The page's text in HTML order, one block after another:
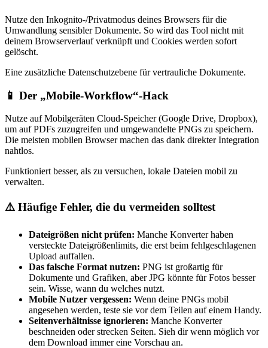
Nutze den Inkognito-/Privatmodus deines Browsers für die
Umwandlung sensibler Dokumente. So wird das Tool nicht mit
deinem Browserverlauf verknüpft und Cookies werden sofort
gelöscht.
Eine zusätzliche Datenschutzebene für vertrauliche Dokumente.
📱 Der „Mobile-Workflow“-Hack
Nutze auf Mobilgeräten Cloud-Speicher (Google Drive, Dropbox),
um auf PDFs zuzugreifen und umgewandelte PNGs zu speichern.
Die meisten mobilen Browser machen das dank direkter Integration
nahtlos.
Funktioniert besser, als zu versuchen, lokale Dateien mobil zu
verwalten.
⚠️ Häufige Fehler, die du vermeiden solltest
Dateigrößen nicht prüfen: Manche Konverter haben
versteckte Dateigrößenlimits, die erst beim fehlgeschlagenen
Upload auffallen.
Das falsche Format nutzen: PNG ist großartig für
Dokumente und Grafiken, aber JPG könnte für Fotos besser
sein. Wisse, wann du welches nutzt.
Mobile Nutzer vergessen: Wenn deine PNGs mobil
angesehen werden, teste sie vor dem Teilen auf einem Handy.
Seitenverhältnisse ignorieren: Manche Konverter
beschneiden oder strecken Seiten. Sieh dir wenn möglich vor
dem Download immer eine Vorschau an.